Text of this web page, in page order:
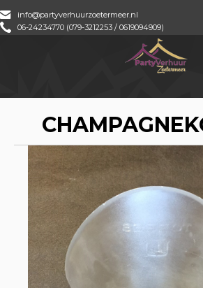
info@partyverhuurzoetermeer.nl
06-24234770 (079-3212253 / 0619094909)